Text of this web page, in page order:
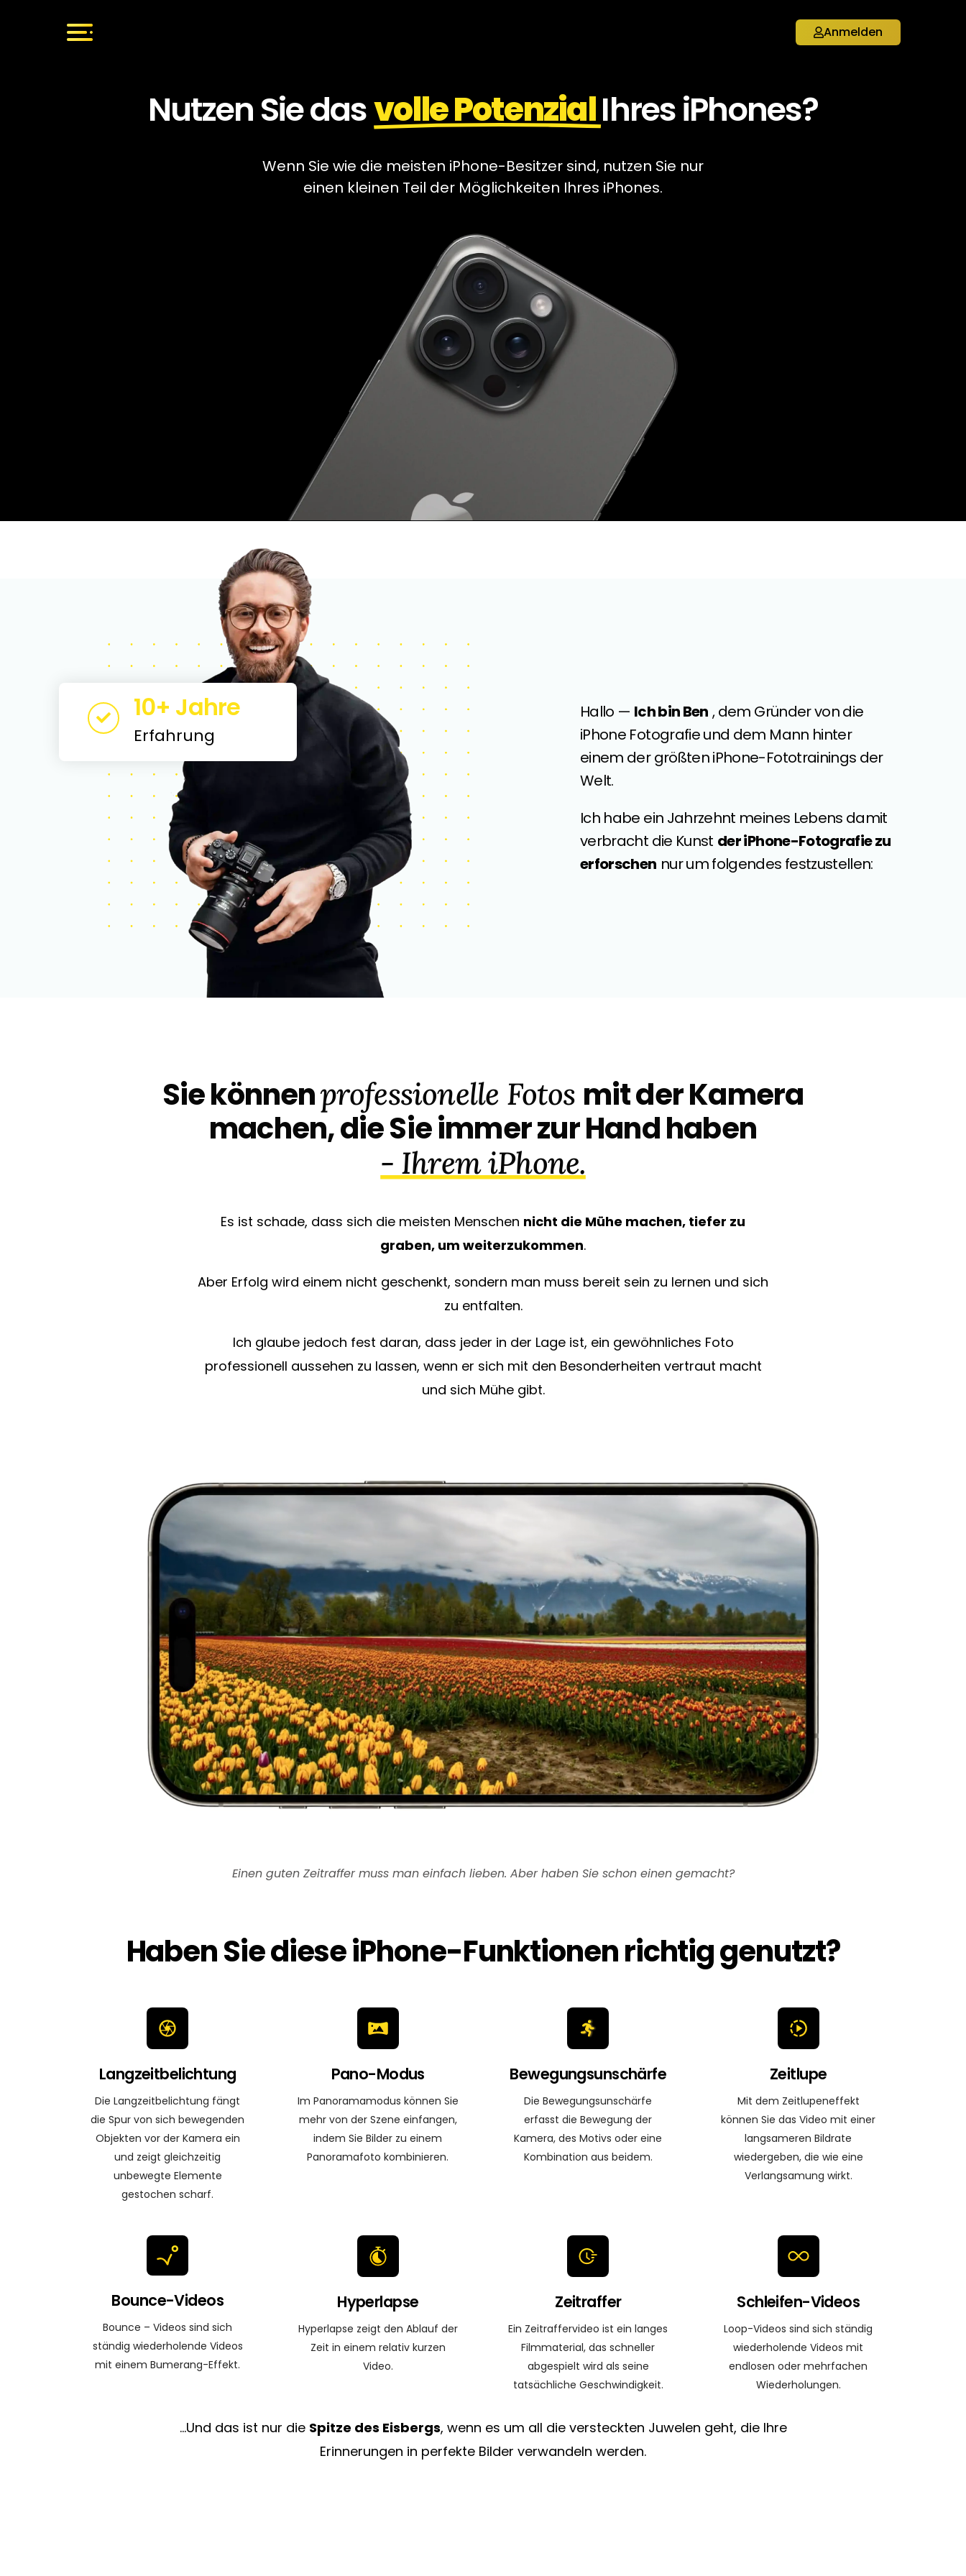
Anmelden
Nutzen Sie dasvolle PotenzialIhres iPhones?
Wenn Sie wie die meisten iPhone-Besitzer sind, nutzen Sie nur
einen kleinen Teil der Möglichkeiten Ihres iPhones.
10+ Jahre
Erfahrung
Hallo — Ich bin Ben , dem Gründer von die
iPhone Fotografie und dem Mann hinter
einem der größten iPhone-Fototrainings der
Welt.
Ich habe ein Jahrzehnt meines Lebens damit
verbracht die Kunst der iPhone-Fotografie zu
erforschen nur um folgendes festzustellen:
Sie könnenprofessionelle Fotos mit der Kamera
machen, die Sie immer zur Hand haben
- Ihrem iPhone.
Es ist schade, dass sich die meisten Menschen nicht die Mühe machen, tiefer zu
graben, um weiterzukommen.
Aber Erfolg wird einem nicht geschenkt, sondern man muss bereit sein zu lernen und sich
zu entfalten.
Ich glaube jedoch fest daran, dass jeder in der Lage ist, ein gewöhnliches Foto
professionell aussehen zu lassen, wenn er sich mit den Besonderheiten vertraut macht
und sich Mühe gibt.
Einen guten Zeitraffer muss man einfach lieben. Aber haben Sie schon einen gemacht?
Haben Sie diese iPhone-Funktionen richtig genutzt?
Langzeitbelichtung
Die Langzeitbelichtung fängt
die Spur von sich bewegenden
Objekten vor der Kamera ein
und zeigt gleichzeitig
unbewegte Elemente
gestochen scharf.
Pano-Modus
Im Panoramamodus können Sie
mehr von der Szene einfangen,
indem Sie Bilder zu einem
Panoramafoto kombinieren.
Bewegungsunschärfe
Die Bewegungsunschärfe
erfasst die Bewegung der
Kamera, des Motivs oder eine
Kombination aus beidem.
Zeitlupe
Mit dem Zeitlupeneffekt
können Sie das Video mit einer
langsameren Bildrate
wiedergeben, die wie eine
Verlangsamung wirkt.
Bounce-Videos
Bounce – Videos sind sich
ständig wiederholende Videos
mit einem Bumerang-Effekt.
Hyperlapse
Hyperlapse zeigt den Ablauf der
Zeit in einem relativ kurzen
Video.
Zeitraffer
Ein Zeitraffervideo ist ein langes
Filmmaterial, das schneller
abgespielt wird als seine
tatsächliche Geschwindigkeit.
Schleifen-Videos
Loop-Videos sind sich ständig
wiederholende Videos mit
endlosen oder mehrfachen
Wiederholungen.
…Und das ist nur die Spitze des Eisbergs, wenn es um all die versteckten Juwelen geht, die Ihre
Erinnerungen in perfekte Bilder verwandeln werden.